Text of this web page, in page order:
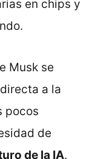
en chips y
Musk se
a la
pocos
de
de la IA.